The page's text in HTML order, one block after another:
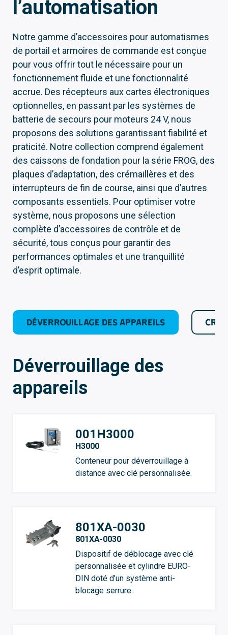
l’automatisation
Notre gamme d’accessoires pour automatismes
de portail et armoires de commande est conçue
pour vous offrir tout le nécessaire pour un
fonctionnement fluide et une fonctionnalité
accrue. Des récepteurs aux cartes électroniques
optionnelles, en passant par les systèmes de
batterie de secours pour moteurs 24 V, nous
proposons des solutions garantissant fiabilité et
praticité. Notre collection comprend également
des caissons de fondation pour la série FROG, des
plaques d’adaptation, des crémaillères et des
interrupteurs de fin de course, ainsi que d’autres
composants essentiels. Pour optimiser votre
système, nous proposons une sélection
complète d’accessoires de contrôle et de
sécurité, tous conçus pour garantir des
performances optimales et une tranquillité
d’esprit optimale.
DÉVERROUILLAGE DES APPAREILS
Déverrouillage des
appareils
001H3000
H3000
Conteneur pour déverrouillage à
distance avec clé personnalisée.
801XA-0030
801XA-0030
Dispositif de déblocage avec clé
personnalisée et cylindre EURO-
DIN doté d’un système anti-
blocage serrure.